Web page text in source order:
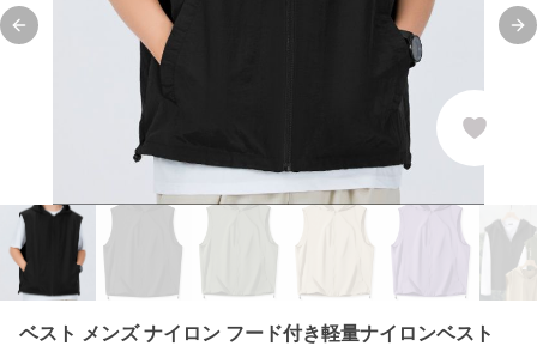
Previous slide
ベスト メンズ ナイロン フード付き軽量ナイロンベスト